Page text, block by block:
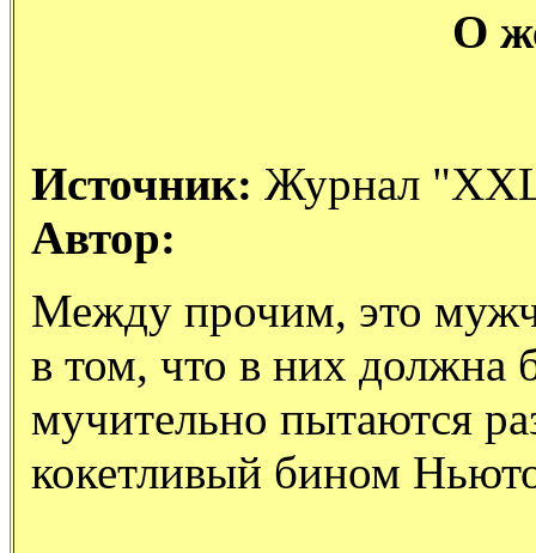
О
Источник: Журнал
Автор:
Между прочим, это
в том, что в них должна
мучительно пытаются
кокетливый бином